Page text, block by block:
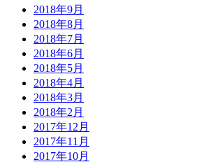
2018年9月
2018年8月
2018年7月
2018年6月
2018年5月
2018年4月
2018年3月
2018年2月
2017年12月
2017年11月
2017年10月